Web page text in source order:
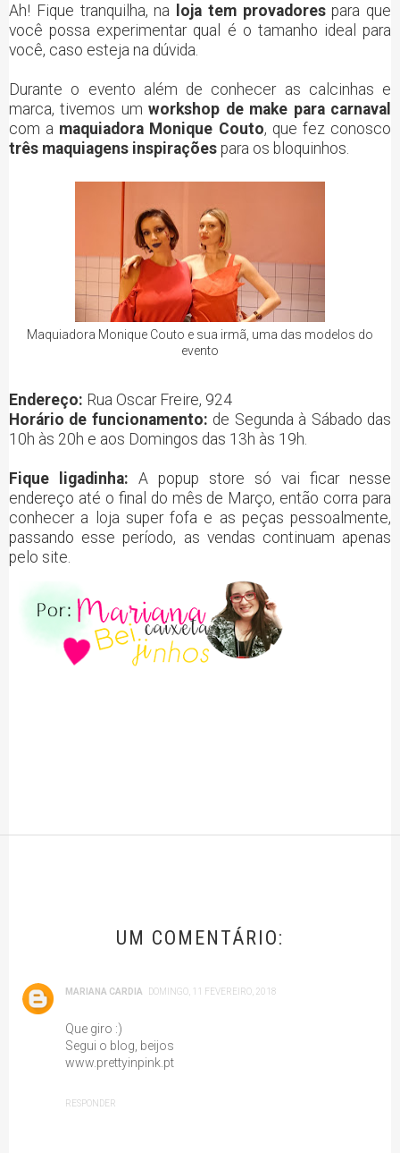
Ah! Fique tranquilha, na loja tem provadorespara que
você possa experimentar qual é o tamanho ideal para
você, caso esteja na dúvida.
Durante o evento além de conhecer as calcinhas e
marca, tivemos umworkshop de make para carnaval
com a maquiadora Monique Couto, que fez conosco
três maquiagens inspirações para os bloquinhos.
Maquiadora Monique Couto e sua irmã, uma das modelos do
evento
Endereço: Rua Oscar Freire, 924
Horário de funcionamento: de Segunda à Sábado das
10h às 20h e aos Domingos das 13h às 19h.
Fique ligadinha: A popup store só vai ficar nesse
endereço até o final do mês de Março, então corra para
conhecer a loja super fofa e as peças pessoalmente,
passando esse período, as vendas continuam apenas
pelo site.
UM COMENTÁRIO:
MARIANA CARDIA DOMINGO, 11 FEVEREIRO, 2018
Que giro :)
Segui o blog, beijos
www.prettyinpink.pt
RESPONDER